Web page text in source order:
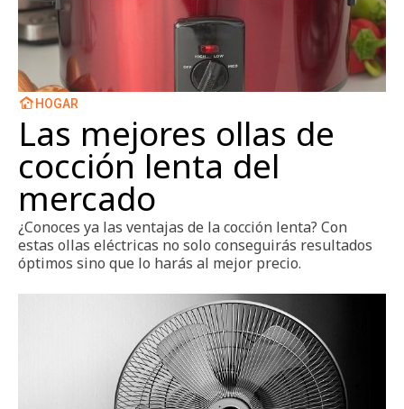
HOGAR
Las mejores ollas de
cocción lenta del
mercado
¿Conoces ya las ventajas de la cocción lenta? Con
estas ollas eléctricas no solo conseguirás resultados
óptimos sino que lo harás al mejor precio.